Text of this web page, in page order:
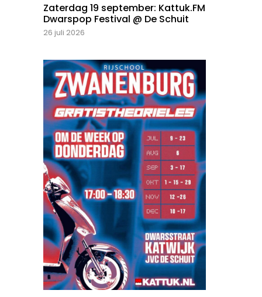
Zaterdag 19 september: Kattuk.FM
Dwarspop Festival @ De Schuit
26 juli 2026